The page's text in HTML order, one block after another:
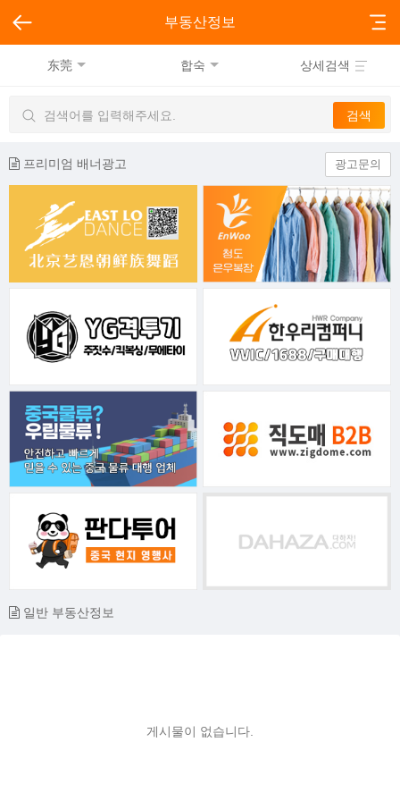
부동산정보
东莞 합숙 상세검색
프리미엄 배너광고 광고문의
일반 부동산정보
게시물이 없습니다.